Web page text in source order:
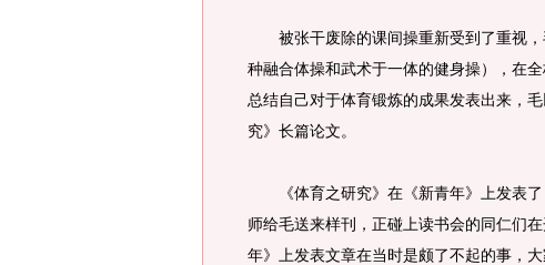
被张干废除的课间操重新受到了重视，
种融合体操和武术于一体的健身操），在
总结自己对于体育锻炼的成果发表出来，
究》长篇论文。
《体育之研究》在《新青年》上发表了
师给毛送来样刊，正碰上读书会的同仁们
年》上发表文章在当时是颇了不起的事，